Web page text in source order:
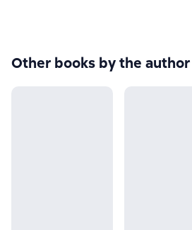
Other books by the author